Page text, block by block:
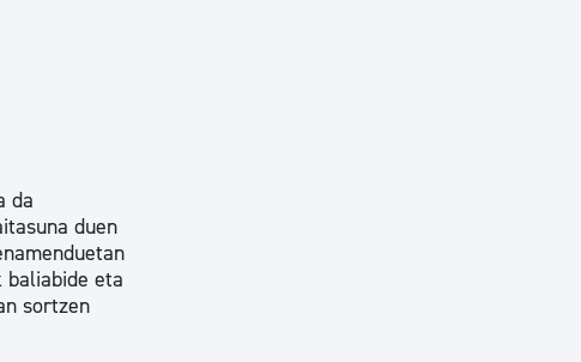
da
duen
baliabide eta
sortzen